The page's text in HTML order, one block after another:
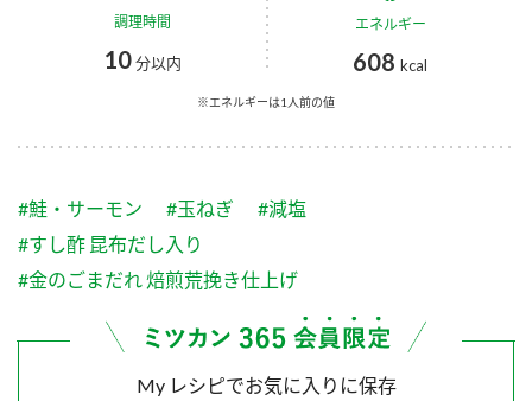
スープ 中華
ふりかけ
つゆ
納豆のサイト
PIN印
三ツ判山吹
企業理念
ミツカンの歴史
ミツカンを知る
環境への取り組み
ZENB initiative
お客様相談センター
お客様の声をいかしました
販売終了製品のご案内
調理時間
10分以内
エネルギー
608 kcal
※エネルギーは1人前の値
#鮭・サーモン #玉ねぎ
#減塩
#すし酢 昆布だし入り
#金のごまだれ 焙煎荒挽き仕上げ
My レシピでお気に入りに保存